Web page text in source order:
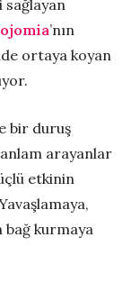
sağlayan
’nın
ortaya koyan
bir duruş
arayanlar
etkinin
bağ kurmaya